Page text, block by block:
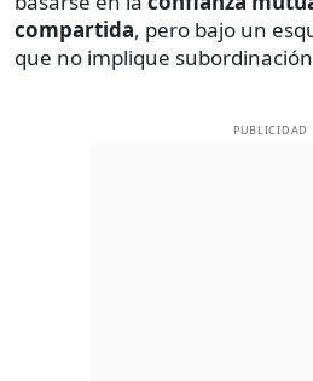
compartida, pero bajo un
que no implique
PUBLICIDAD